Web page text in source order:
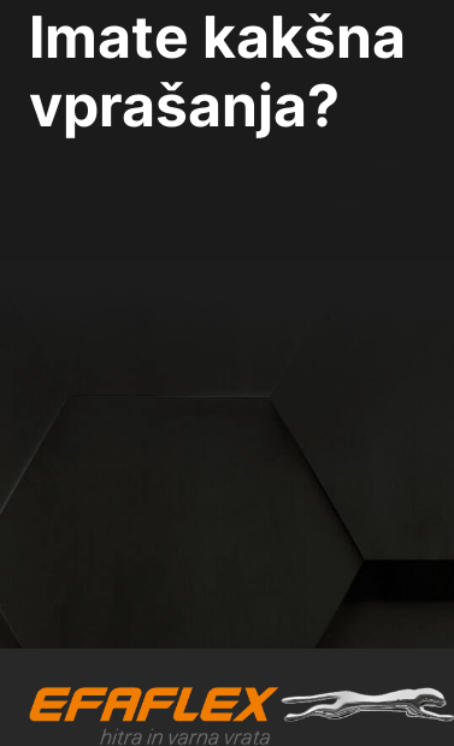
Imate kakšna
vprašanja?